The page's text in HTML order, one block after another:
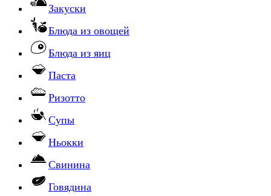
Закуски
Блюда из овощей
Блюда из яиц
Паста
Ризотто
Супы
Ньокки
Свинина
Говядина